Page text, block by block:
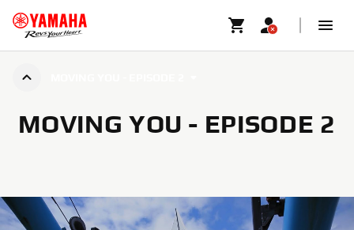
MOVING YOU - EPISODE 2